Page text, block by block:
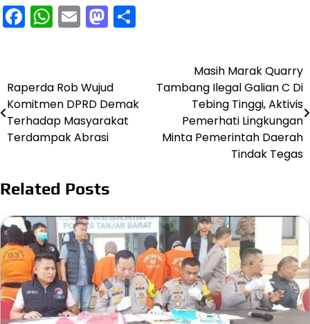
Facebook
WhatsApp
EmailMastodon
pos
Raperda Rob Wujud
Komitmen DPRD Demak
Terhadap Masyarakat
Terdampak Abrasi
Masih Marak Quarry
Tambang Ilegal Galian C Di
Tebing Tinggi, Aktivis
Pemerhati Lingkungan
Minta Pemerintah Daerah
Tindak Tegas
Related Posts